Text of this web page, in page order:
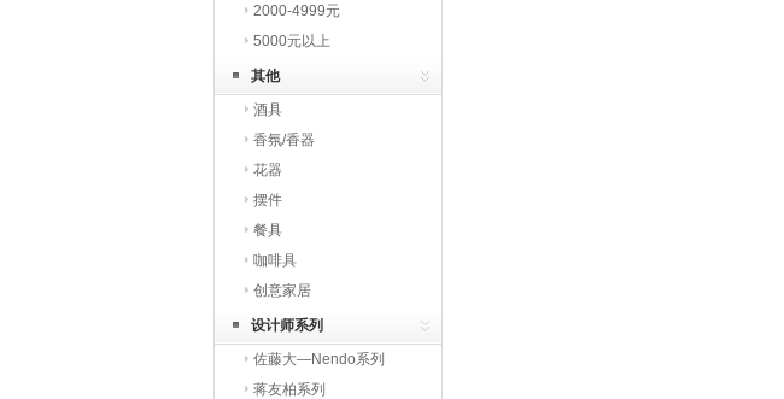
2000-4999元
5000元以上
其他
酒具
香氛/香器
花器
摆件
餐具
咖啡具
创意家居
设计师系列
佐藤大—Nendo系列
蒋友柏系列